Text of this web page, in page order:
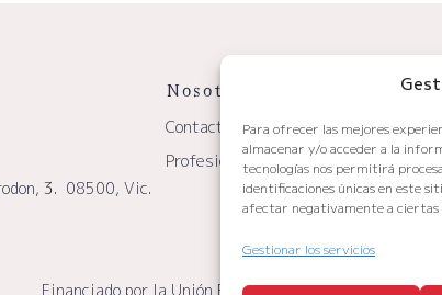
Para ofrecer las mejores
almacenar y/o acceder a la
tecnologías nos permitirá
identificaciones únicas en este
afectar negativamente a
Gestionar los servicios
3. 08500, Vic.
Nosotros
Contacto
Profesionales
Política de
Política de
Política de
Financiado por la Unión Europea – Next